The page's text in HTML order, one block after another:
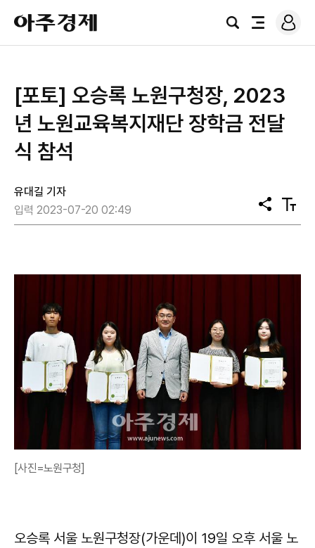
아
주
경
검
전
로
그
[포토] 오승록 노원구청장, 2023
년 노원교육복지재단 장학금 전달
식 참석
유대길 기자
입력 2023-07-20 02:49
공
유
텍
스
[사진=노원구청]
오승록 서울 노원구청장(가운데)이 19일 오후 서울 노